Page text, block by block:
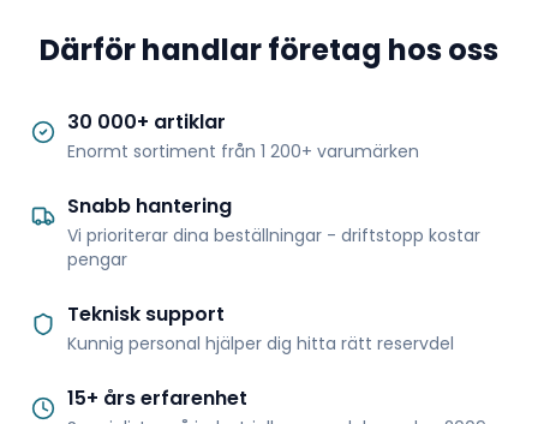
Därför handlar företag hos oss
30 000+ artiklar
Enormt sortiment från 1 200+ varumärken
Snabb hantering
Vi prioriterar dina beställningar - driftstopp kostar
pengar
Teknisk support
Kunnig personal hjälper dig hitta rätt reservdel
15+ års erfarenhet